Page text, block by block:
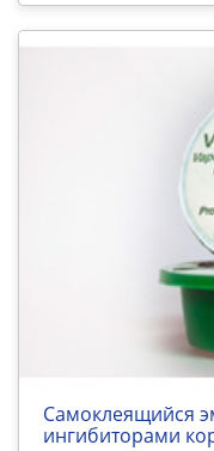
Самоклеящийся
ингибиторами